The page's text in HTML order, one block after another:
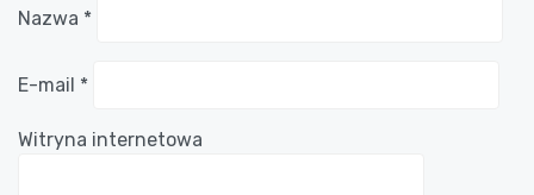
Nazwa *
E-mail *
Witryna internetowa